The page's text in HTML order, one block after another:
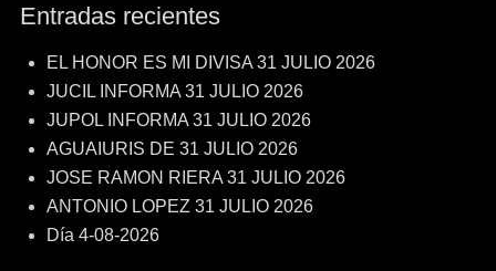
Entradas recientes
EL HONOR ES MI DIVISA 31 JULIO 2026
JUCIL INFORMA 31 JULIO 2026
JUPOL INFORMA 31 JULIO 2026
AGUAIURIS DE 31 JULIO 2026
JOSE RAMON RIERA 31 JULIO 2026
ANTONIO LOPEZ 31 JULIO 2026
Día 4-08-2026